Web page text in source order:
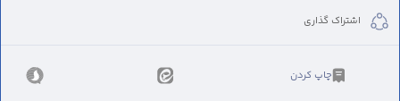
اشتراک گذاری
چاپ کردن